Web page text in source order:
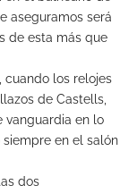
aseguramos será
de esta más que
cuando los relojes
de Castells,
vanguardia en lo
en el salón
dos